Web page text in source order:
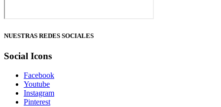
NUESTRAS REDES SOCIALES
Social Icons
Facebook
Youtube
Instagram
Pinterest